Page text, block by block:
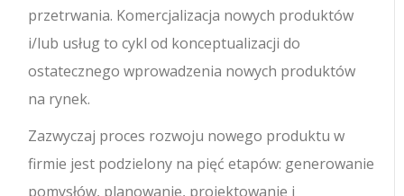
przetrwania. Komercjalizacja nowych produktów
i/lub usług to cykl od konceptualizacji do
ostatecznego wprowadzenia nowych produktów
na rynek.
Zazwyczaj proces rozwoju nowego produktu w
firmie jest podzielony na pięć etapów: generowanie
pomysłów, planowanie, projektowanie i